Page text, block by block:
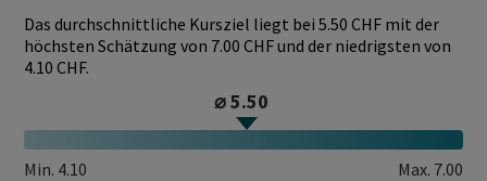
Das durchschnittliche Kursziel liegt bei 5.50 CHF mit der
höchsten Schätzung von 7.00 CHF und der niedrigsten von
4.10 CHF.
⌀ 5.50
Min. 4.10 Max. 7.00